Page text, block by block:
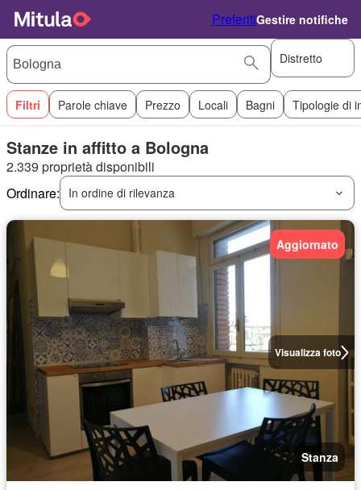
PreferitiGestire notifiche
Distretto
Filtri Parole chiave Prezzo Locali Bagni Tipologie di
Stanze in affitto a Bologna
2.339 proprietà disponibili
Ordinare:
In ordine di rilevanza
Visualizza foto
Aggiornato
Stanza